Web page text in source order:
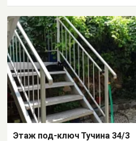
Этаж под-ключ Тучина 34/3